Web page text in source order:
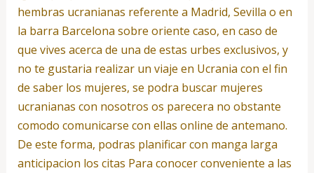
hembras ucranianas referente a Madrid, Sevilla o en
la barra Barcelona sobre oriente caso, en caso de
que vives acerca de una de estas urbes exclusivos, y
no te gustaria realizar un viaje en Ucrania con el fin
de saber los mujeres, se podra buscar mujeres
ucranianas con nosotros os parecera no obstante
comodo comunicarse con ellas online de antemano.
De este forma, podras planificar con manga larga
anticipacion los citas Para conocer conveniente a las